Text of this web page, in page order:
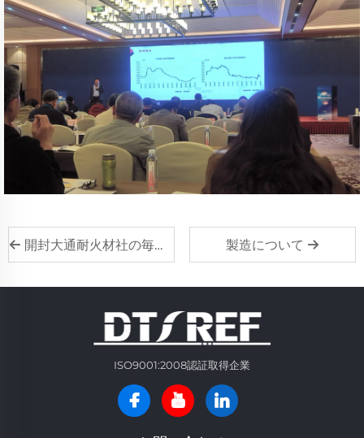
開封大通耐火材社の毎週月曜日の国旗掲揚式：チーム精神の醸成と信頼性の高い耐火材製造 製造について
ISO9001:2008認証取得企業